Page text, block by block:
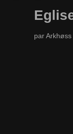
parArkhøss